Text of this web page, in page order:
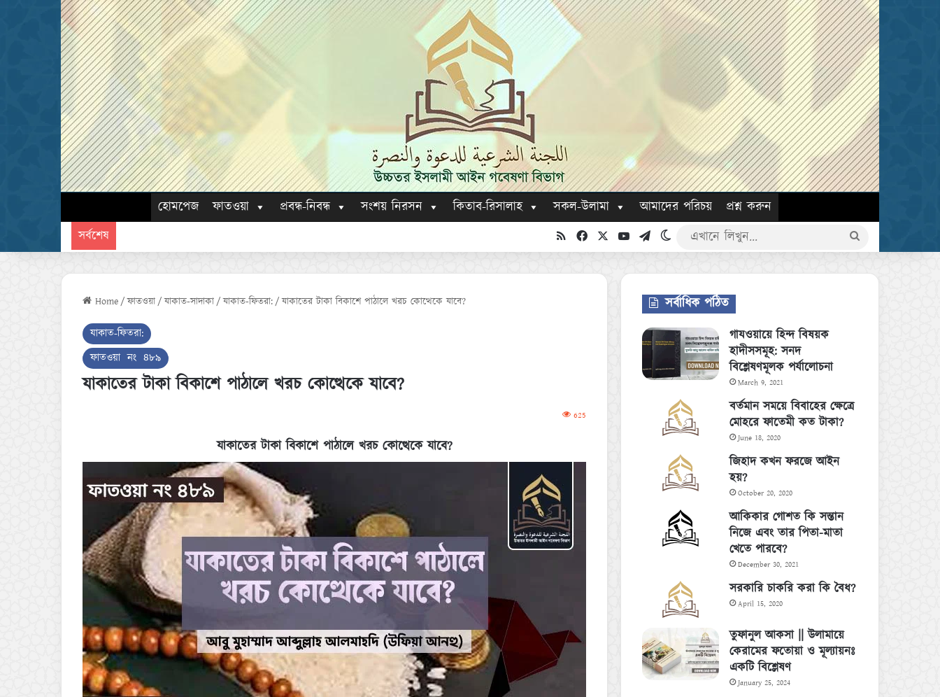
হোমপেজ ফাতওয়া প্রবন্ধ-নিবন্ধ সংশয় নিরসন কিতাব-রিসালাহ সকল-উলামা আমাদের পরিচয় প্রশ্ন করুন
সর্বশেষ RSS Facebook YouTubeTelegramSwitch skin
Home/ ফাতওয়া/ যাকাত-সাদাকা/ যাকাত-ফিতরা:/ যাকাতের টাকা বিকাশে পাঠালে খরচ কোত্থেকে যাবে?
যাকাত-ফিতরা:
ফাতওয়া নং ৪৮৯
যাকাতের টাকা বিকাশে পাঠালে খরচ কোত্থেকে যাবে?
625
যাকাতের টাকা বিকাশে পাঠালে খরচ কোত্থেকে যাবে?
সর্বাধিক পঠিত
গাযওয়ায়ে হিন্দ বিষয়ক
হাদীসসমূহ: সনদ
বিশ্লেষণমূলক পর্যালোচনা
March 9, 2021
বর্তমান সময়ে বিবাহের ক্ষেত্রে
মোহরে ফাতেমী কত টাকা?
June 18, 2020
জিহাদ কখন ফরজে আইন
হয়?
October 20, 2020
আকিকার গোশত কি সন্তান
নিজে এবং তার পিতা-মাতা
খেতে পারবে?
December 30, 2021
সরকারি চাকরি করা কি বৈধ?
April 15, 2020
তুফানুল আকসা || উলামায়ে
কেরামের ফতোয়া ও মূল্যায়নঃ
একটি বিশ্লেষণ
January 25, 2024